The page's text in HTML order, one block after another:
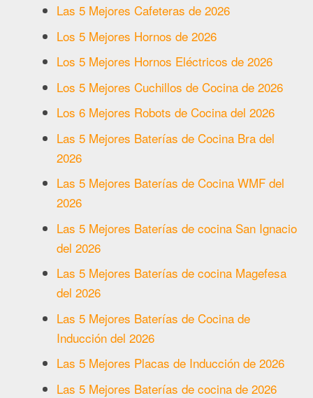
Las 5 Mejores Cafeteras de 2026
Los 5 Mejores Hornos de 2026
Los 5 Mejores Hornos Eléctricos de 2026
Los 5 Mejores Cuchillos de Cocina de 2026
Los 6 Mejores Robots de Cocina del 2026
Las 5 Mejores Baterías de Cocina Bra del
2026
Las 5 Mejores Baterías de Cocina WMF del
2026
Las 5 Mejores Baterías de cocina San Ignacio
del 2026
Las 5 Mejores Baterías de cocina Magefesa
del 2026
Las 5 Mejores Baterías de Cocina de
Inducción del 2026
Las 5 Mejores Placas de Inducción de 2026
Las 5 Mejores Baterías de cocina de 2026